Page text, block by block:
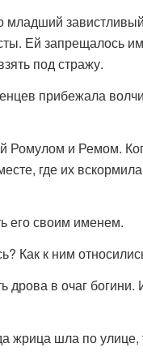
младший
Ей запрещалось
под стражу.
прибежала
Ромулом и Ремом.
где их
его своим именем.
Как к ним
в очаг богини.
жрица шла по улице,